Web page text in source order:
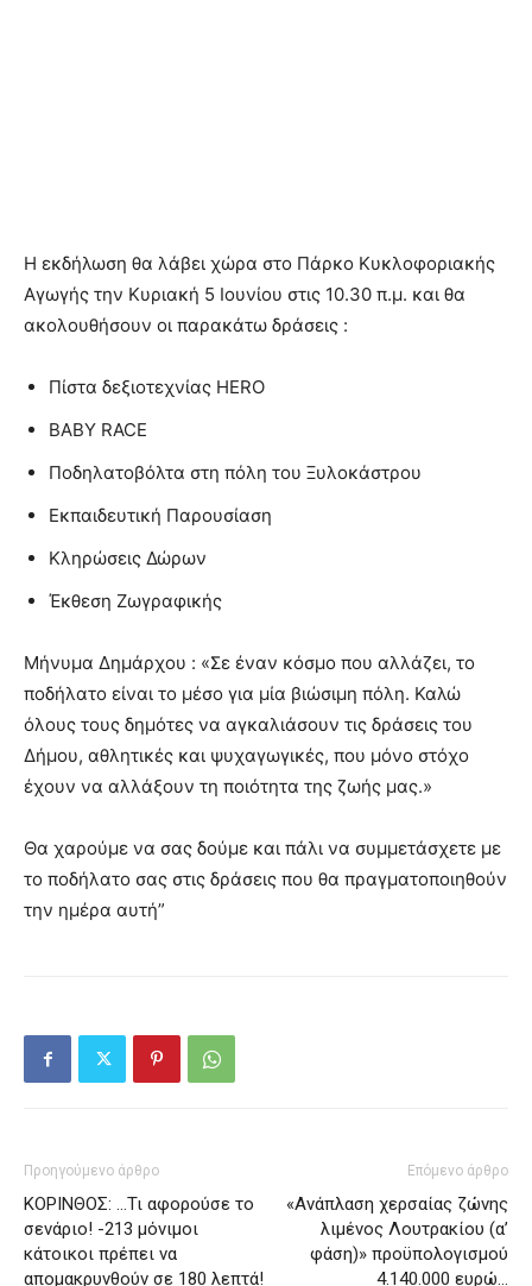
Η εκδήλωση θα λάβει χώρα στο Πάρκο Κυκλοφοριακής
Αγωγής την Κυριακή 5 Ιουνίου στις 10.30 π.μ. και θα
ακολουθήσουν οι παρακάτω δράσεις :
Πίστα δεξιοτεχνίας HERO
BABY RACE
Ποδηλατοβόλτα στη πόλη του Ξυλοκάστρου
Εκπαιδευτική Παρουσίαση
Κληρώσεις Δώρων
Έκθεση Ζωγραφικής
Μήνυμα Δημάρχου : «Σε έναν κόσμο που αλλάζει, το
ποδήλατο είναι το μέσο για μία βιώσιμη πόλη. Καλώ
όλους τους δημότες να αγκαλιάσουν τις δράσεις του
Δήμου, αθλητικές και ψυχαγωγικές, που μόνο στόχο
έχουν να αλλάξουν τη ποιότητα της ζωής μας.»
Θα χαρούμε να σας δούμε και πάλι να συμμετάσχετε με
το ποδήλατο σας στις δράσεις που θα πραγματοποιηθούν
την ημέρα αυτή”
Προηγούμενο άρθρο
ΚΟΡΙΝΘΟΣ: …Τι αφορούσε το
σενάριο! -213 μόνιμοι
κάτοικοι πρέπει να
απομακρυνθούν σε 180 λεπτά!
Επόμενο άρθρο
«Ανάπλαση χερσαίας ζώνης
λιμένος Λουτρακίου (α’
φάση)» προϋπολογισμού
4.140.000 ευρώ…